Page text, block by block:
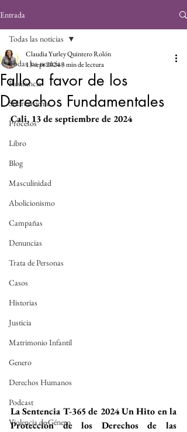
Entrada
Todas las noticias
Resiliencia
Sobreviviente
Procesos
Libro
Blog
Masculinidad
Abolicionismo
Campañas
Denuncias
Trata de Personas
Casos
Historias
Justicia
Matrimonio Infantil
Genero
Derechos Humanos
Podcast
Violencia de Género
Todas las noticias
Fallo a favor de los
Derechos Fundamentales
Claudia Yurley Quintero Rolón
13 sept 20243 min de lectura
Cali, 13 de septiembre de 2024
La Sentencia T-365 de 2024 Un Hito en la
Protección de los Derechos de las